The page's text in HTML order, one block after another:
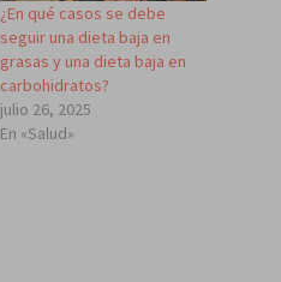
¿En qué casos se debe
seguir una dieta baja en
grasas y una dieta baja en
carbohidratos?
julio 26, 2025
En «Salud»